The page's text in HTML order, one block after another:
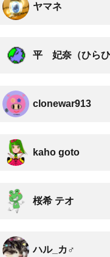
ヤマネ
平 妃奈（ひらひ
clonewar913
kaho goto
桜希 テオ
ハル_カ♂